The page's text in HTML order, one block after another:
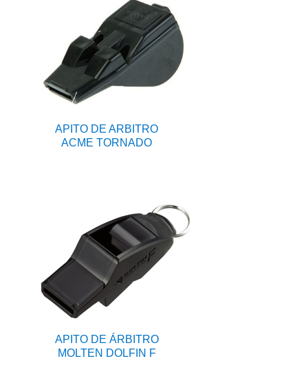
APITO DE ARBITRO
ACME TORNADO
APITO DE ÁRBITRO
MOLTEN DOLFIN F